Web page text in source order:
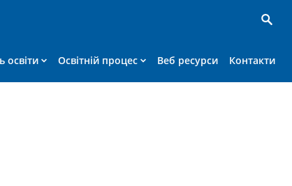
освіти Освітній процес Веб ресурси Контакти